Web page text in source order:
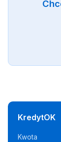
KredytOK
Kwota